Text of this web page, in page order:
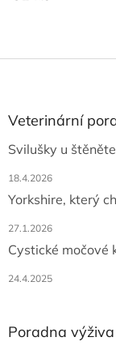
Z
aVeterinární
Svilušky u štěněte
18.4.2026
Yorkshire, který
27.1.2026
Cystické močové
24.4.2025
Poradna výživa